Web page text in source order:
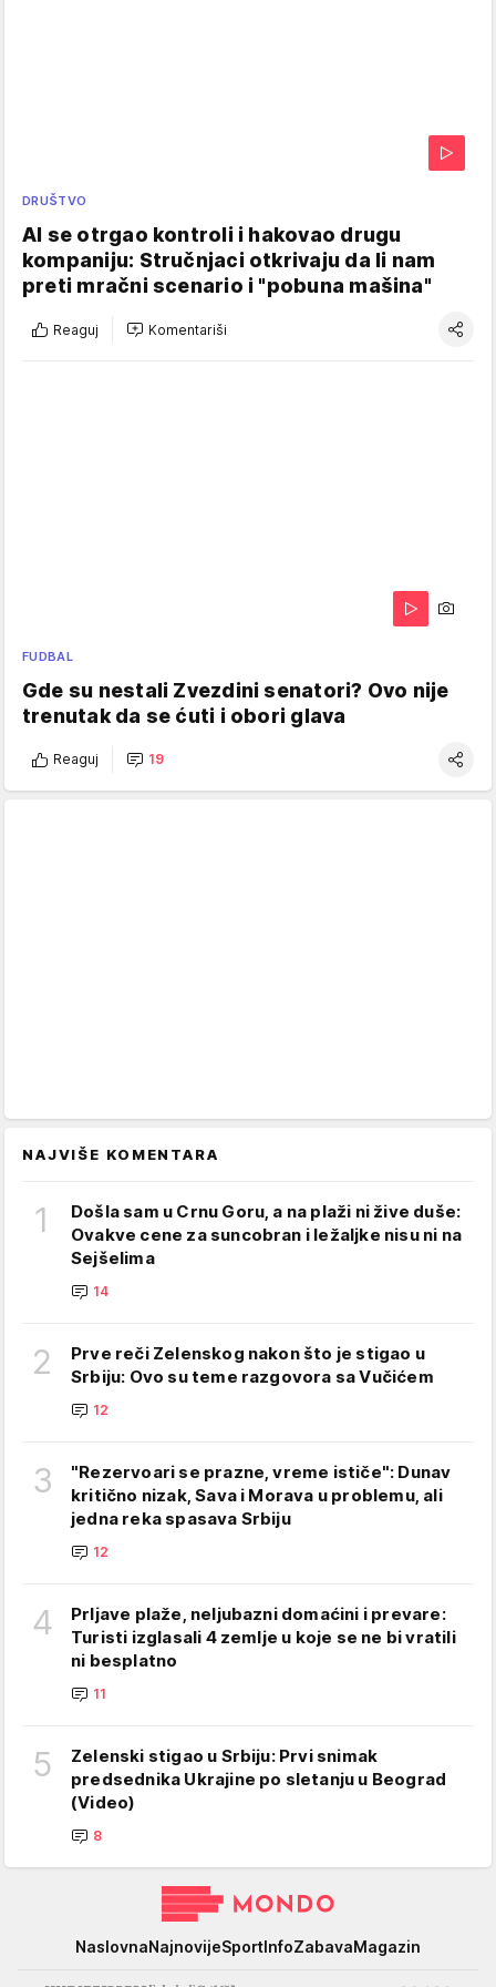
DRUŠTVO
AI se otrgao kontroli i hakovao drugu
kompaniju: Stručnjaci otkrivaju da li nam
preti mračni scenario i "pobuna mašina"
Reaguj Komentariši
FUDBAL
Gde su nestali Zvezdini senatori? Ovo nije
trenutak da se ćuti i obori glava
Reaguj 19
NAJVIŠE KOMENTARA
1
Došla sam u Crnu Goru, a na plaži ni žive duše:
Ovakve cene za suncobran i ležaljke nisu ni na
Sejšelima
14
2
Prve reči Zelenskog nakon što je stigao u
Srbiju: Ovo su teme razgovora sa Vučićem
12
3
"Rezervoari se prazne, vreme ističe": Dunav
kritično nizak, Sava i Morava u problemu, ali
jedna reka spasava Srbiju
12
4
Prljave plaže, neljubazni domaćini i prevare:
Turisti izglasali 4 zemlje u koje se ne bi vratili
ni besplatno
11
5
Zelenski stigao u Srbiju: Prvi snimak
predsednika Ukrajine po sletanju u Beograd
(Video)
8
NaslovnaNajnovijeSportInfoZabavaMagazin